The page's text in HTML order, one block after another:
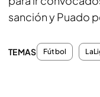
sanción y Puado
TEMAS Fútbol